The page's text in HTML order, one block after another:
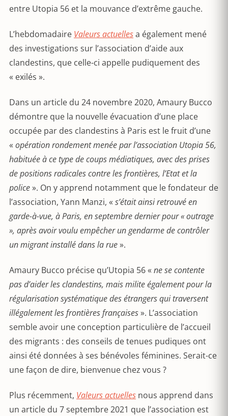
entre Utopia 56 et la mouvance d’extrême gauche.
L’hebdomadaire Valeurs actuellesa également mené
des investigations sur l’association d’aide aux
clandestins, que celle-ci appelle pudiquement des
« exilés ».
Dans un article du 24 novembre 2020, Amaury Bucco
démontre que la nouvelle évacuation d’une place
occupée par des clandestins à Paris est le fruit d’une
« opération rondement menée par l’association Utopia 56,
habituée à ce type de coups médiatiques, avec des prises
de positions radicales contre les frontières, l’Etat et la
police». On y apprend notamment que le fondateur de
l’association, Yann Manzi, « s’était ainsi retrouvé en
garde-à-vue, à Paris, en septembre dernier pour « outrage
», après avoir voulu empêcher un gendarme de contrôler
un migrant installé dans la rue».
Amaury Bucco précise qu’Utopia 56 « ne se contente
pas d’aider les clandestins, mais milite également pour la
régularisation systématique des étrangers qui traversent
illégalement les frontières françaises». L’association
semble avoir une conception particulière de l’accueil
des migrants : des conseils de tenues pudiques ont
ainsi été données à ses bénévoles féminines. Serait-ce
une façon de dire, bienvenue chez vous ?
Plus récemment, Valeurs actuelles nous apprend dans
un article du 7 septembre 2021 que l’association est